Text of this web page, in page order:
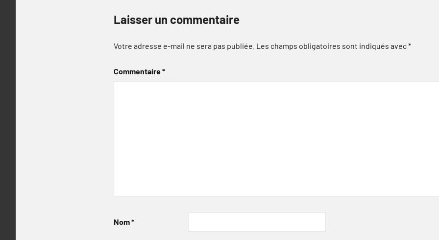
Laisser un commentaire
Votre adresse e-mail ne sera pas publiée. Les champs obligatoires sont indiqués avec*
Commentaire*
Nom*